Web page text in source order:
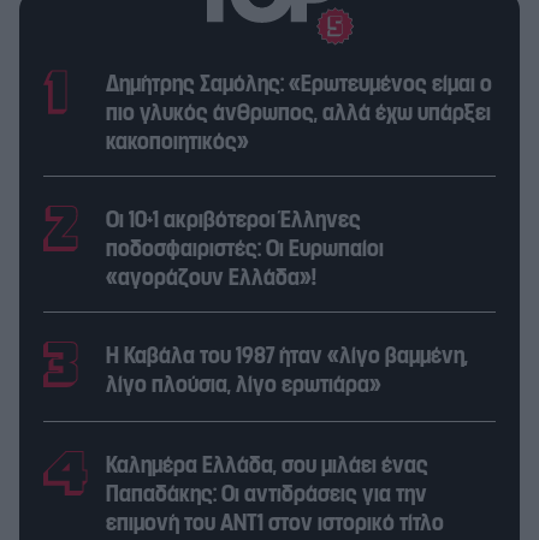
Δημήτρης Σαμόλης: «Ερωτευμένος είμαι ο
πιο γλυκός άνθρωπος, αλλά έχω υπάρξει
κακοποιητικός»
Οι 10+1 ακριβότεροι Έλληνες
ποδοσφαιριστές: Οι Ευρωπαίοι
«αγοράζουν Ελλάδα»!
Η Καβάλα του 1987 ήταν «λίγο βαμμένη,
λίγο πλούσια, λίγο ερωτιάρα»
Καλημέρα Ελλάδα, σου μιλάει ένας
Παπαδάκης: Οι αντιδράσεις για την
επιμονή του ΑΝΤ1 στον ιστορικό τίτλο